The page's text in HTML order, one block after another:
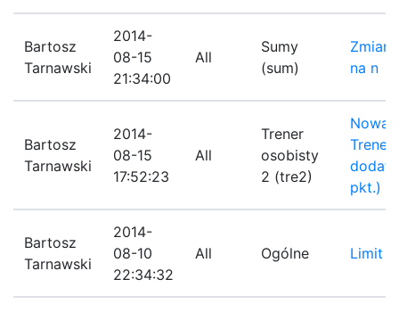
Bartosz
Tarnawski
2014-
08-15
21:34:00
All
Sumy
(sum)
na n
Bartosz
Tarnawski
2014-
08-15
17:52:23
All
Trener
osobisty
2 (tre2)
Nowa
pkt.)
Bartosz
Tarnawski
2014-
08-10
22:34:32
All Ogólne Limit